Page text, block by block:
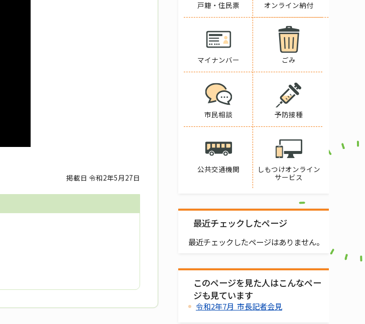
掲載日 令和2年5月27日
戸籍・住民票 オンライン納付
マイナンバー ごみ
市民相談 予防接種
公共交通機関
しもつけオンライン
サービス
最近チェックしたページ
最近チェックしたページはありません。
このページを見た人はこんなペー
ジも見ています
令和2年7月 市長記者会見